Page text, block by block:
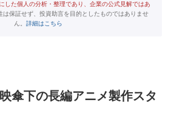
した個人の分析・整理であり、企業の公式見解ではあ
は保証せず、投資助言を目的としたものではありませ
ん。 詳細はこちら
傘下の長編アニメ製作スタ